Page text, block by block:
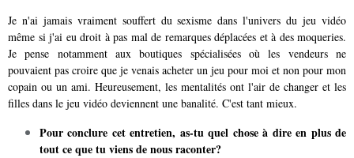
Je n'ai jamais vraiment souffert du sexisme dans l'univers du jeu vidéo
même si j'ai eu droit à pas mal de remarques déplacées et à des moqueries.
Je pense notamment aux boutiques spécialisées où les vendeurs ne
pouvaient pas croire que je venais acheter un jeu pour moi et non pour mon
copain ou un ami. Heureusement, les mentalités ont l'air de changer et les
filles dans le jeu vidéo deviennent une banalité. C'est tant mieux.
Pour conclure cet entretien, as-tu quel chose à dire en plus de
tout ce que tu viens de nous raconter?